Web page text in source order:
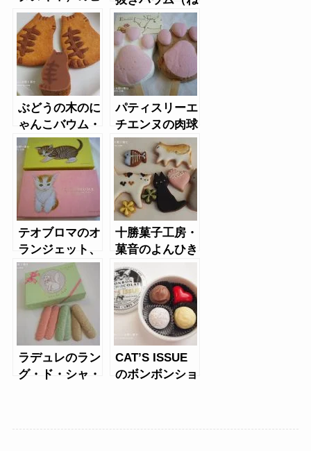
クショナリー
こと犬）
ぶどうの木のに
ゃんこバウム・
にゃんこサブレ
パティスリーエ
チエンヌの肉球
マシュマロ「ぷ
にゅ」
テオブロマのオ
ランジェット、
じゃり、アマン
ドショコラ、レ
ーズンチョコレ
ート
十勝菓子工房・
菓音のよんひき
のねこクッキー
ラデュレのラン
グ・ド・シャ・
CAT’S ISSUE
のボンボンショ